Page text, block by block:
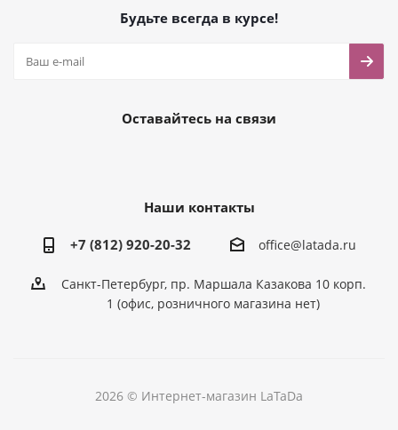
Будьте всегда в курсе!
Оставайтесь на связи
Наши контакты
+7 (812) 920-20-32 office@latada.ru
Санкт-Петербург, пр. Маршала Казакова 10 корп.
1 (офис, розничного магазина нет)
2026 © Интернет-магазин LaTaDa